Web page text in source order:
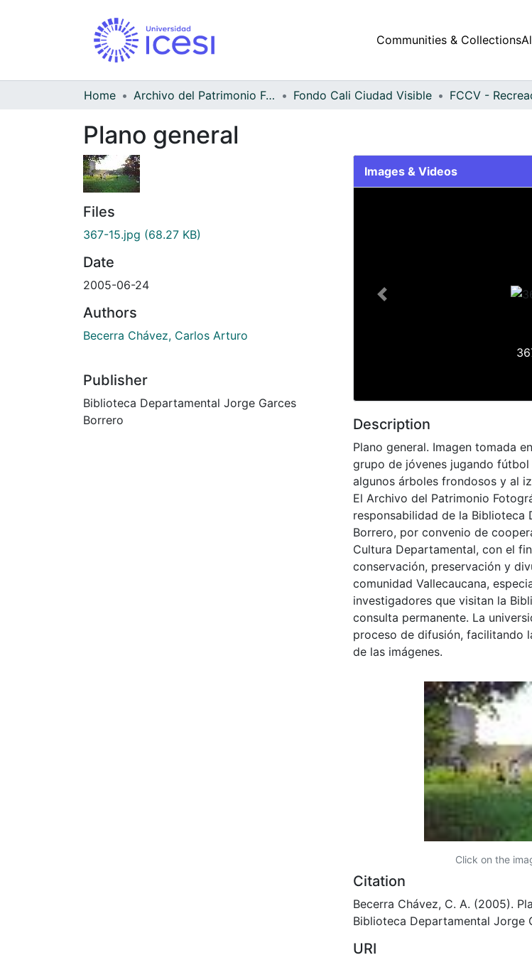
Communities & Collections
Home Archivo del Patrimonio Fotográfico y Fílmico del Valle del Cauca Fondo Cali Ciudad Visible
Plano general
Files
367-15.jpg (68.27 KB)
Date
2005-06-24
Authors
Becerra Chávez, Carlos Arturo
Publisher
Biblioteca Departamental Jorge Garces
Borrero
Images & Videos
Previous
Description
Plano general. Imagen tomada
grupo de jóvenes jugando
algunos árboles frondosos y al
El Archivo del Patrimonio
responsabilidad de la Biblioteca
Borrero, por convenio de
Cultura Departamental, con el
conservación, preservación y
comunidad Vallecaucana,
investigadores que visitan la
consulta permanente. La
proceso de difusión, facilitando
de las imágenes.
Click on the
Citation
Becerra Chávez, C. A. (2005).
Biblioteca Departamental Jorge
URI